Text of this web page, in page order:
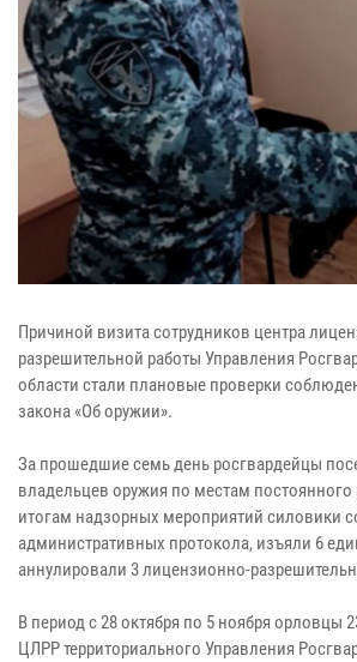
Причиной визита сотрудников центра
разрешительной работы Управления
области стали плановые проверки
закона «Об оружии».
За прошедшие семь день росгвардейцы
владельцев оружия по местам
итогам надзорных мероприятий силовики
административных протокола, изъяли 6
аннулировали 3 лицензионно-
В период с 28 октября по 5 ноября орловцы
ЦЛРР территориального Управления